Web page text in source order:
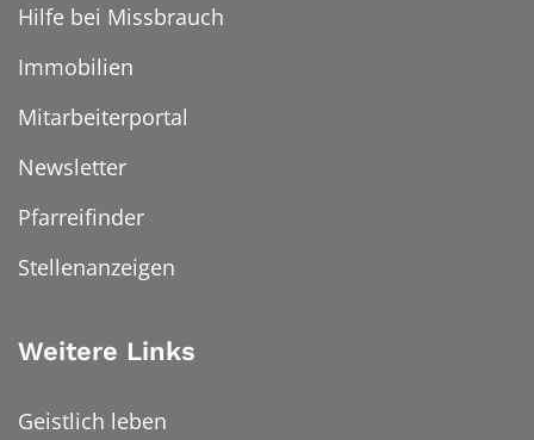
Hilfe bei Missbrauch
Immobilien
Mitarbeiterportal
Newsletter
Pfarreifinder
Stellenanzeigen
Weitere Links
Geistlich leben